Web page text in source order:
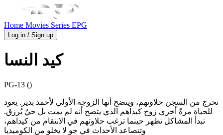
Home Movies Series EPG
Log in / Sign up
كيد النسا
PG-13 ()
تخرج من السجن حلاوتهم، ويتضح أنها الزوجة الأولي لأحمد بدير. يعود
للحياة مرةً أخري زوج كيداهم الذي يتضح أنه لم يمت بل حيٌ يُرزق.
تبدأ المشاكل تظهر حينما ترغب حلاوتهم في الانتقام من كيداهم،
وتتصاعد الأحداث في جوٍ لا يخلو من الكوميديا